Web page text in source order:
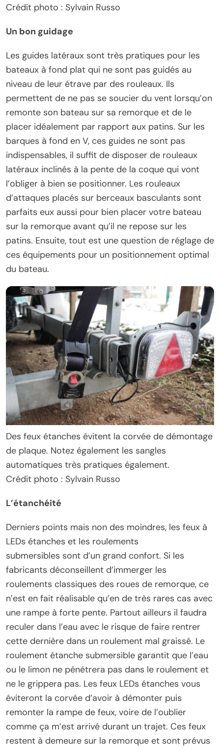
Crédit photo : Sylvain Russo
Un bon guidage
Les guides latéraux sont très pratiques pour les
bateaux à fond plat qui ne sont pas guidés au
niveau de leur étrave par des rouleaux. Ils
permettent de ne pas se soucier du vent lorsqu’on
remonte son bateau sur sa remorque et de le
placer idéalement par rapport aux patins. Sur les
barques à fond en V, ces guides ne sont pas
indispensables, il suffit de disposer de rouleaux
latéraux inclinés à la pente de la coque qui vont
l’obliger à bien se positionner. Les rouleaux
d’attaques placés sur berceaux basculants sont
parfaits eux aussi pour bien placer votre bateau
sur la remorque avant qu’il ne repose sur les
patins. Ensuite, tout est une question de réglage de
ces équipements pour un positionnement optimal
du bateau.
Des feux étanches évitent la corvée de démontage
de plaque. Notez également les sangles
automatiques très pratiques également.
Crédit photo : Sylvain Russo
L’étanchéité
Derniers points mais non des moindres, les feux à
LEDs étanches et les roulements
submersibles sont d’un grand confort. Si les
fabricants déconseillent d’immerger les
roulements classiques des roues de remorque, ce
n’est en fait réalisable qu’en de très rares cas avec
une rampe à forte pente. Partout ailleurs il faudra
reculer dans l’eau avec le risque de faire rentrer
cette dernière dans un roulement mal graissé. Le
roulement étanche submersible garantit que l’eau
ou le limon ne pénétrera pas dans le roulement et
ne le grippera pas. Les feux LEDs étanches vous
éviteront la corvée d’avoir à démonter puis
remonter la rampe de feux, voire de l’oublier
comme ça m’est arrivé durant un trajet. Ces feux
restent à demeure sur la remorque et sont prévus